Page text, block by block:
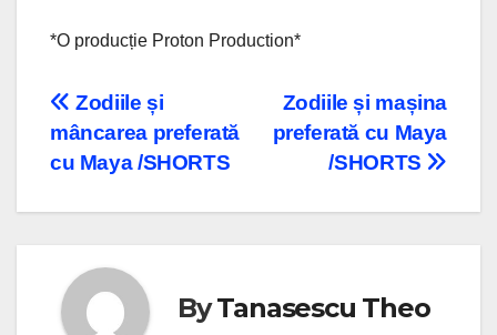
*O producție Proton Production*
Navigare
în
articole
Zodiile și mașina
preferată cu Maya
/SHORTS
Zodiile și
mâncarea preferată
cu Maya /SHORTS
ByTanasescu Theo